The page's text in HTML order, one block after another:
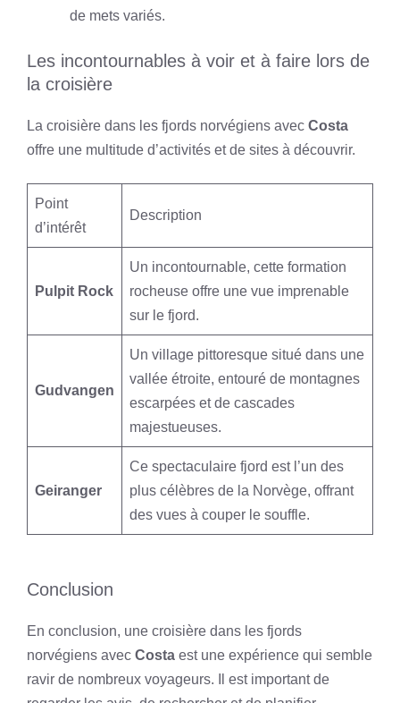
de mets variés.
Les incontournables à voir et à faire lors de
la croisière
La croisière dans les fjords norvégiens avec Costa
offre une multitude d’activités et de sites à découvrir.
Point
d’intérêt
Description
Pulpit Rock
Un incontournable, cette formation
rocheuse offre une vue imprenable
sur le fjord.
Gudvangen
Un village pittoresque situé dans une
vallée étroite, entouré de montagnes
escarpées et de cascades
majestueuses.
Geiranger
Ce spectaculaire fjord est l’un des
plus célèbres de la Norvège, offrant
des vues à couper le souffle.
Conclusion
En conclusion, une croisière dans les fjords
norvégiens avec Costa est une expérience qui semble
ravir de nombreux voyageurs. Il est important de